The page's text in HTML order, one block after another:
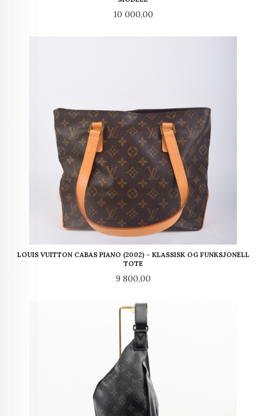
Pris
10 000,00
LOUIS VUITTON CABAS PIANO (2002) – KLASSISK OG FUNKSJONELL
TOTE
Pris
9 800,00